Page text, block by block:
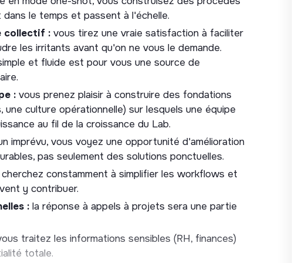
:vous êtes l'interlocuteur·rice principal·e du
et pilotez à ce titre l'ensemble des
comptes, bilan, et autres obligations périodiques. Au
et suivi des factures, ainsi qu'au montage
:
l'association (déclarations fiscales, obligations
liées à la vie associative), en lien étroit avec le
: vous êtes garant·e du bon fonctionnement
de l'environnement de travail. Cela inclut la gestion
et l'aménagement des espaces,
du Campus Cyber, ainsi que la mise à
mobilier, fournitures).
des budgets et leur suivi au quotidien
les éléments de reporting financier à
ci sont nécessaires.
le temps et passent à l'échelle.
collectif : vous tirez une vraie satisfaction à faciliter
les irritants avant qu'on ne vous le demande.
et fluide est pour vous une source de
: vous prenez plaisir à construire des fondations
culture opérationnelle) sur lesquels une équipe
au fil de la croissance du Lab.
imprévu, vous voyez une opportunité d'amélioration
pas seulement des solutions ponctuelles.
constamment à simplifier les workflows et
y contribuer.
: la réponse à appels à projets sera une partie
traitez les informations sensibles (RH, finances)
totale.